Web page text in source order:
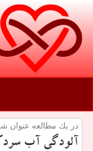
در یك مطالعه عنوان
آلودگی آب